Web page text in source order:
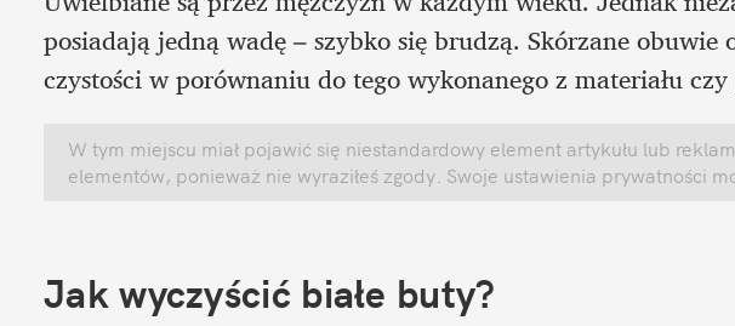
posiadają jedną wadę – szybko się brudzą. Skórzane
czystości w porównaniu do tego wykonanego z materiału
W tym miejscu miał pojawić się niestandardowy element artykułu lub
elementów, ponieważ nie wyraziłeś zgody. Swoje ustawienia prywatności
Jak wyczyścić białe buty?